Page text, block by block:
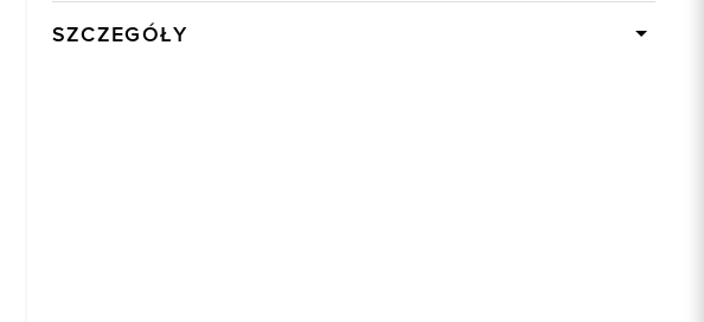
SZCZEGÓŁY